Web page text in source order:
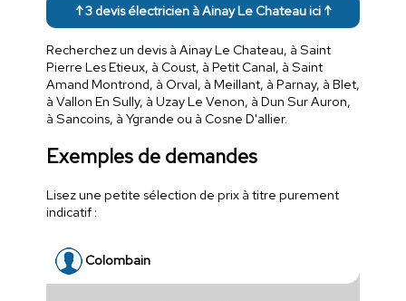
↑ 3 devis électricien à Ainay Le Chateau ici ↑
Recherchez un devis à Ainay Le Chateau, à Saint
Pierre Les Etieux, à Coust, à Petit Canal, à Saint
Amand Montrond, à Orval, à Meillant, à Parnay, à Blet,
à Vallon En Sully, à Uzay Le Venon, à Dun Sur Auron,
à Sancoins, à Ygrande ou à Cosne D'allier.
Exemples de demandes
Lisez une petite sélection de prix à titre purement
indicatif :
Colombain